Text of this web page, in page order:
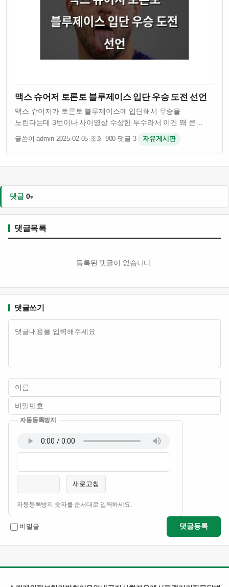
맥스 슈어저 토론토 블루제이스 입단 우승 도전 선언
맥스 슈어저가 토론토 블루제이스에 입단해서 우승을
노린다는데 3번이나 사이영상 수상한 투수라서 이건 꽤 큰
이슈임 그런데 슈어저 나이 41살인데도 불구하고 여전히
경기력이 괜찮은 걸로 알려져 있음 토론토 입장에서는 유명
투수를 영입해서 팀 전력을 보강하려는 의도인 듯 …
글쓴이 admin·2025-02-05·조회 900·댓글 3· 자유게시판
댓글 0
댓글목록
등록된 댓글이 없습니다.
댓글쓰기
이름필수
비밀번호필수
자동등록방지
새로고침
자동등록방지 숫자를 순서대로 입력하세요.
비밀글 댓글등록